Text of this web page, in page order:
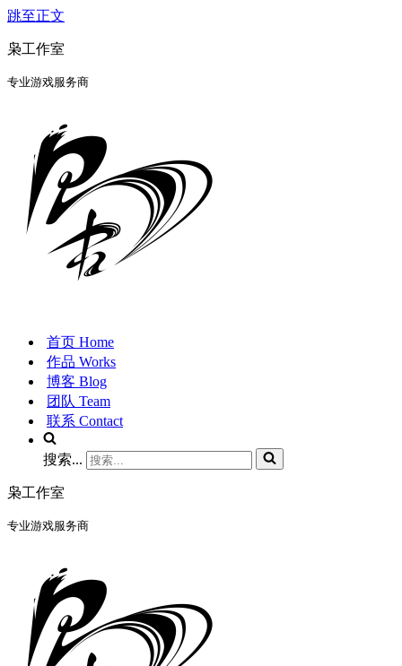
跳至正文
枭工作室
专业游戏服务商
首页 Home
作品 Works
博客 Blog
团队 Team
联系 Contact
搜索...
枭工作室
专业游戏服务商